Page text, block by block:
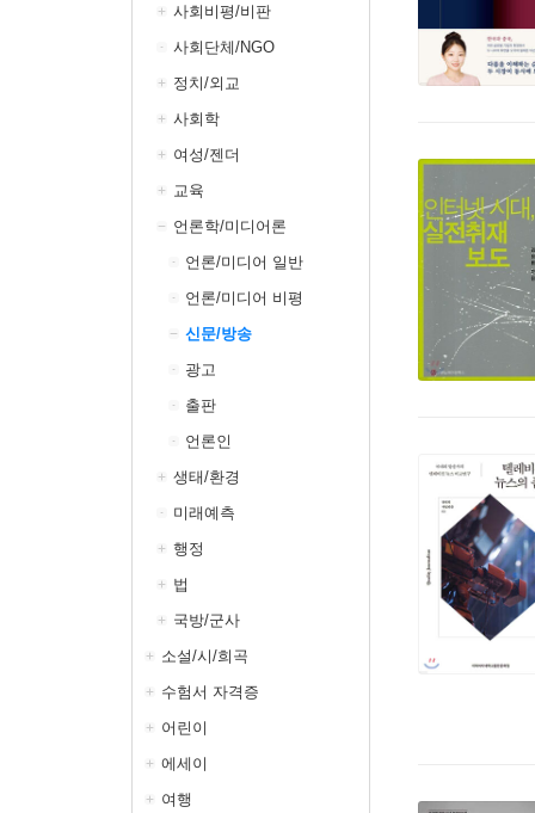
사회비평/비판
사회단체/NGO
정치/외교
사회학
여성/젠더
교육
언론학/미디어론
언론/미디어 일반
언론/미디어 비평
신문/방송
광고
출판
언론인
생태/환경
미래예측
행정
법
국방/군사
소설/시/희곡
수험서 자격증
어린이
에세이
여행